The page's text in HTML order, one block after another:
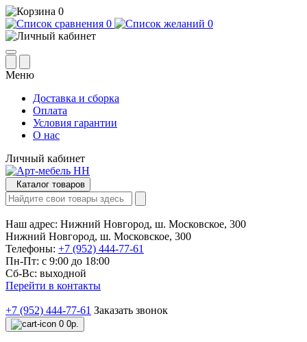
0
0
0
Меню
Доставка и сборка
Оплата
Условия гарантии
О нас
Личный кабинет
Каталог товаров
Наш адрес: Нижний Новгород, ш. Московское, 300
Нижний Новгород, ш. Московское, 300
Телефоны: +7 (952) 444-77-61
Пн-Пт: с 9:00 до 18:00
Сб-Вс: выходной
Перейти в контакты
+7 (952) 444-77-61 Заказать звонок
0 0р.